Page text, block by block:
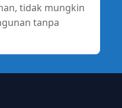
tidak mungkin
tanpa